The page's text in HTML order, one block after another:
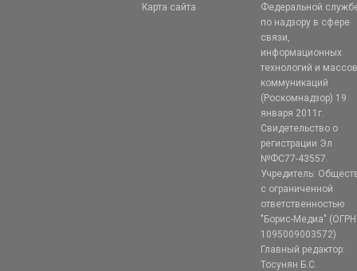
Карта сайта
Федеральной
по надзору в сфере
связи,
информационных
технологий и
коммуникаций
(Роскомнадзор) 19
января 2011г.
Свидетельство о
регистрации Эл
№ФС77-43557.
Учредитель:
с ограниченной
ответственностью
"Борис-Медиа" (ОГРН
1095009003572)
Главный редактор:
Тосунян Б.С.